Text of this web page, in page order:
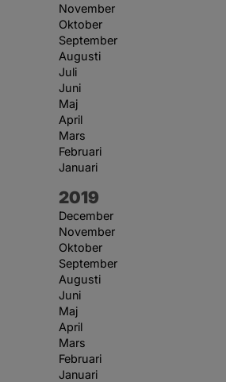
November
Oktober
September
Augusti
Juli
Juni
Maj
April
Mars
Februari
Januari
År:
2019
December
November
Oktober
September
Augusti
Juni
Maj
April
Mars
Februari
Januari